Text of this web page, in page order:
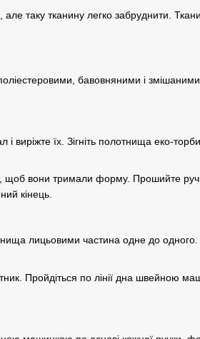
таку тканину легко забруднити.
бавовняними і
їх. Зігніть полотнища еко-торби
щоб вони тримали форму. Прошийте
кінець.
лицьовими частина одне до одного.
Пройдіться по лінії дна швейною